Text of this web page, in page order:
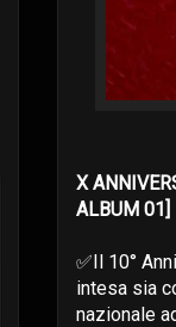
X
ALBUM 01]
✅Il 10°
intesa sia
nazionale